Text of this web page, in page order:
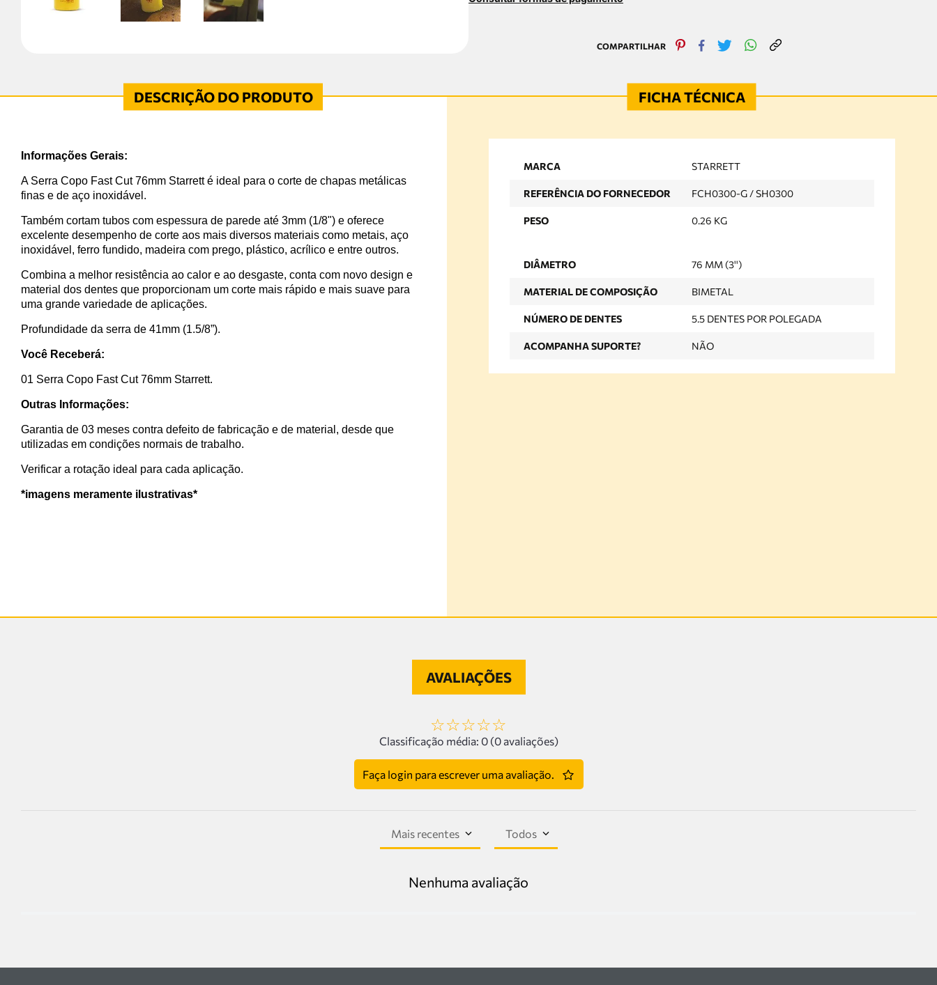
Informações Gerais:
A Serra Copo Fast Cut 76mm Starrett é ideal para o corte de chapas metálicas
finas e de aço inoxidável.
Também cortam tubos com espessura de parede até 3mm (1/8") e oferece
excelente desempenho de corte aos mais diversos materiais como metais, aço
inoxidável, ferro fundido, madeira com prego, plástico, acrílico e entre outros.
Combina a melhor resistência ao calor e ao desgaste, conta com novo design e
material dos dentes que proporcionam um corte mais rápido e mais suave para
uma grande variedade de aplicações.
Profundidade da serra de 41mm (1.5/8”).
Você Receberá:
01 Serra Copo Fast Cut 76mm Starrett.
Outras Informações:
Garantia de 03 meses contra defeito de fabricação e de material, desde que
utilizadas em condições normais de trabalho.
Verificar a rotação ideal para cada aplicação.
*imagens meramente ilustrativas*
MARCA STARRETT
REFERÊNCIA DO FORNECEDOR FCH0300-G / SH0300
PESO 0.26 KG
DIÂMETRO 76 MM (3'')
MATERIAL DE COMPOSIÇÃO BIMETAL
NÚMERO DE DENTES 5.5 DENTES POR POLEGADA
ACOMPANHA SUPORTE? NÃO
AVALIAÇÕES
☆☆☆☆☆
Classificação média: 0 (0 avaliações)
Faça login para escrever uma avaliação.
Mais recentes Todos
Nenhuma avaliação